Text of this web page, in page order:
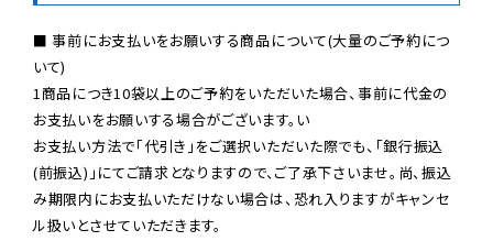
■ 事前にお支払いをお願いする商品について(大量のご予約につ
いて)
1商品につき10袋以上のご予約をいただいた場合、事前に代金の
お支払いをお願いする場合がございます。い
お支払い方法で「代引き」をご選択いただいた際でも、「銀行振込
(前振込)」にてご請求となりますので、ご了承下さいませ。尚、振込
み期限内にお支払いただけない場合は、恐れ入りますがキャンセ
ル扱いとさせていただきます。